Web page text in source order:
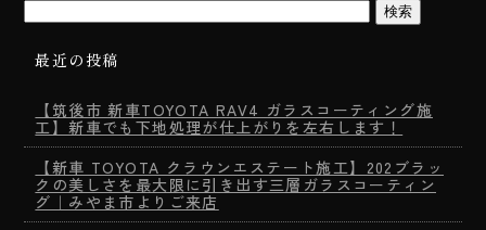
最近の投稿
【筑後市 新車TOYOTA RAV4 ガラスコーティング施
工】新車でも下地処理が仕上がりを左右します！
【新車 TOYOTA クラウンエステート施工】202ブラッ
クの美しさを最大限に引き出す三層ガラスコーティン
グ｜みやま市よりご来店